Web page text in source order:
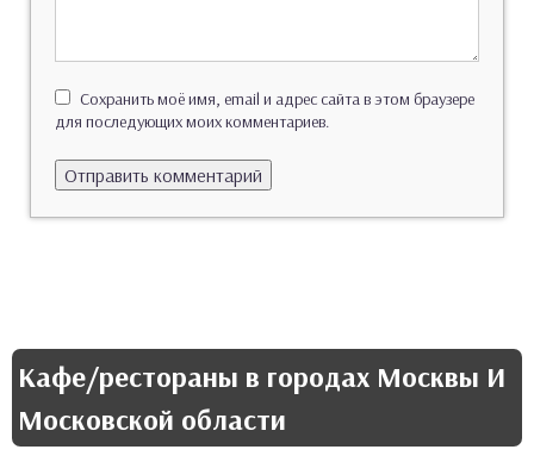
Сохранить моё имя, email и адрес сайта в этом браузере
для последующих моих комментариев.
Кафе/рестораны в городах Москвы И
Московской области